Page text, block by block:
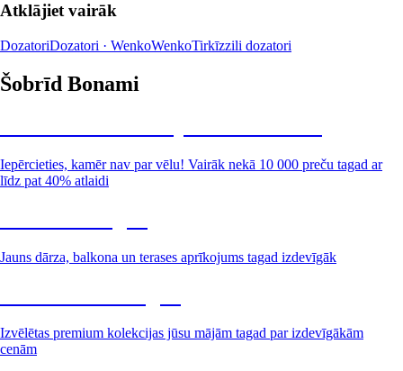
Atklājiet vairāk
DozatoriDozatori · WenkoWenkoTirkīzzili dozatori
Šobrīd Bonami
Iepērcieties, kamēr nav par vēlu! Vairāk nekā 10 000 preču tagad ar
līdz pat 40% atlaidi
Jauns dārza, balkona un terases aprīkojums tagad izdevīgāk
Izvēlētas premium kolekcijas jūsu mājām tagad par izdevīgākām
cenām